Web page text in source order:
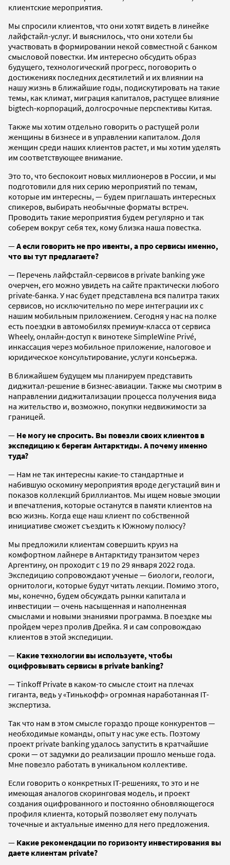
клиентские мероприятия.
Мы спросили клиентов, что они хотят видеть в линейке
лайфстайл-услуг. И выяснилось, что они хотели бы
участвовать в формировании некой совместной с банком
смысловой повестки. Им интересно обсудить образ
будущего, технологический прогресс, поговорить о
достижениях последних десятилетий и их влиянии на
нашу жизнь в ближайшие годы, подискутировать на такие
темы, как климат, миграция капиталов, растущее влияние
bigtech-корпораций, долгосрочные перспективы Китая.
Также мы хотим отдельно говорить о растущей роли
женщины в бизнесе и в управлении капиталом. Доля
женщин среди наших клиентов растет, и мы хотим уделять
им соответствующее внимание.
Это то, что беспокоит новых миллионеров в России, и мы
подготовили для них серию мероприятий по темам,
которые им интересны, — будем приглашать интересных
спикеров, выбирать необычные форматы встреч.
Проводить такие мероприятия будем регулярно и так
соберем вокруг себя тех, кому близка наша повестка.
—А если говорить не про ивенты, а про сервисы именно,
что вы тут предлагаете?
— Перечень лайфстайл-сервисов в private banking уже
очерчен, его можно увидеть на сайте практически любого
private-банка. У нас будет представлена вся палитра таких
сервисов, но исключительно по мере интеграции их с
нашим мобильным приложением. Сегодня у нас на полке
есть поездки в автомобилях премиум-класса от сервиса
Wheely, онлайн-доступ к винотеке SimpleWine Privé,
инкассация через мобильное приложение, налоговое и
юридическое консультирование, услуги консьержа.
В ближайшем будущем мы планируем представить
диджитал-решение в бизнес-авиации. Также мы смотрим в
направлении диджитализации процесса получения вида
на жительство и, возможно, покупки недвижимости за
границей.
— Не могу не спросить. Вы повезли своих клиентов в
экспедицию к берегам Антарктиды. А почему именно
туда?
— Нам не так интересны какие-то стандартные и
набившую оскомину мероприятия вроде дегустаций вин и
показов коллекций бриллиантов. Мы ищем новые эмоции
и впечатления, которые останутся в памяти клиентов на
всю жизнь. Когда еще наш клиент по собственной
инициативе сможет съездить к Южному полюсу?
Мы предложили клиентам совершить круиз на
комфортном лайнере в Антарктиду транзитом через
Аргентину, он проходит с 19 по 29 января 2022 года.
Экспедицию сопровождают ученые — биологи, геологи,
орнитологи, которые будут читать лекции. Помимо этого,
мы, конечно, будем обсуждать рынки капитала и
инвестиции — очень насыщенная и наполненная
смыслами и новыми знаниями программа. В поездке мы
пройдем через пролив Дрейка. Я и сам сопровождаю
клиентов в этой экспедиции.
— Какие технологии вы используете, чтобы
оцифровывать сервисы в private banking?
— Tinkoff Private в каком-то смысле стоит на плечах
гиганта, ведь у «Тинькофф» огромная наработанная IT-
экспертиза.
Так что нам в этом смысле гораздо проще конкурентов —
необходимые команды, опыт у нас уже есть. Поэтому
проект private banking удалось запустить в кратчайшие
сроки — от задумки до реализации прошло меньше года.
Мне повезло работать в уникальном коллективе.
Если говорить о конкретных IT-решениях, то это и не
имеющая аналогов скоринговая модель, и проект
создания оцифрованного и постоянно обновляющегося
профиля клиента, который позволяет ему получать
точечные и актуальные именно для него предложения.
— Какие рекомендации по горизонту инвестирования вы
даете клиентам private?